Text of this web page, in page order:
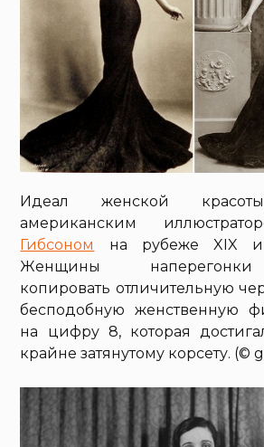
Идеал женской
американским
Гибсоном
на рубеже XIX и
Женщины
копировать отличительную
бесподобную женственную
на цифру 8, которая
крайне затянутому корсету. (©